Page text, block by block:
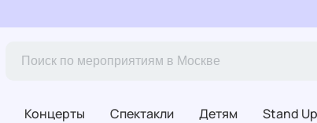
Концерты Спектакли Детям Stand Up